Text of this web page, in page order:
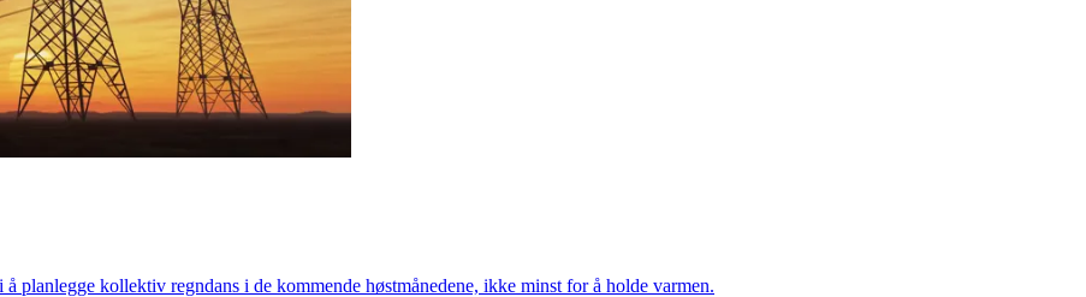
planlegge kollektiv regndans i de kommende høstmånedene, ikke minst for å holde varmen.